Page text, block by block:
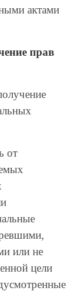
актами
прав
от
или не
цели